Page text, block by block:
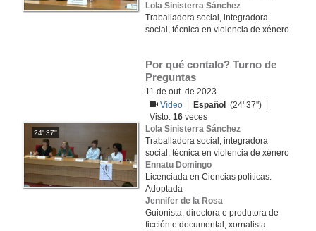
Lola Sinisterra Sánchez
Traballadora social, integradora
social, técnica en violencia de xénero
24' 37''
Por qué contalo? Turno de
Preguntas
11 de out. de 2023
Vídeo
Español
(24' 37'') |
Visto:16 veces
Lola Sinisterra Sánchez
Traballadora social, integradora
social, técnica en violencia de xénero
Ennatu Domingo
Licenciada en Ciencias políticas.
Adoptada
Jennifer de la Rosa
Guionista, directora e produtora de
ficción e documental, xornalista.